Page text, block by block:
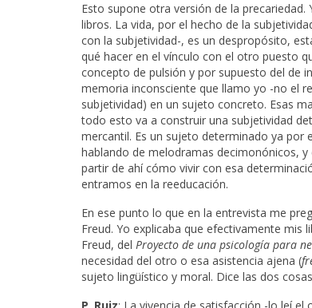
Esto supone otra versión de la
libros. La vida, por el hecho de la
con la subjetividad-, es un despropósito,
qué hacer en el vínculo con el otro puesto
concepto de pulsión y por supuesto del de
memoria inconsciente que llamo yo -no el
subjetividad) en un sujeto concreto. Esas
todo esto va a construir una subjetividad
mercantil. Es un sujeto determinado ya por
hablando de melodramas decimonónicos,
partir de ahí cómo vivir con esa
entramos en la reeducación.
En ese punto lo que en la entrevista me
Freud. Yo explicaba que efectivamente mis
Freud, del Proyecto de una psicología para
necesidad del otro o esa asistencia ajena (
sujeto lingüístico y moral. Dice las dos